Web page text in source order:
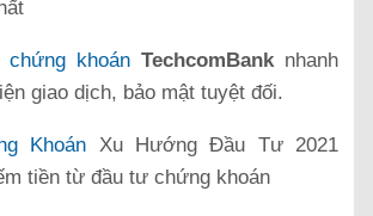
khoán TechcomBank nhanh
giao dịch, bảo mật tuyệt đối.
Khoán Xu Hướng Đầu Tư 2021
tiền từ đầu tư chứng khoán